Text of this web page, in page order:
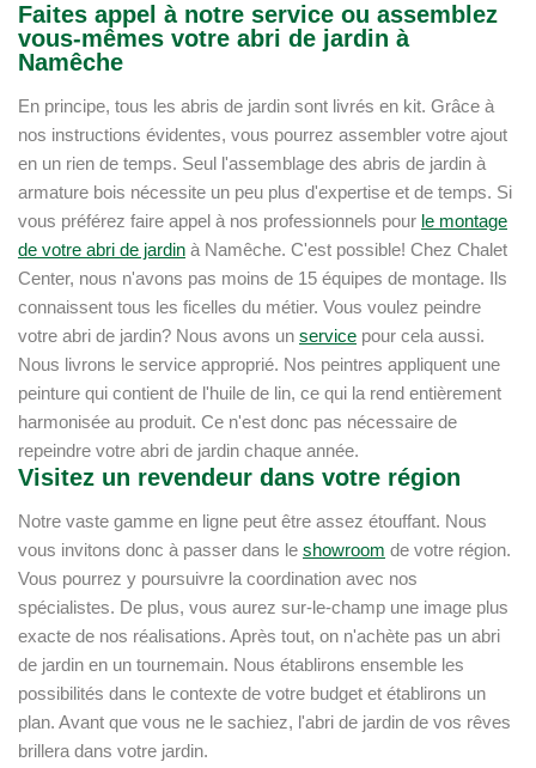
Faites appel à notre service ou assemblez
vous-mêmes votre abri de jardin à
Namêche
En principe, tous les abris de jardin sont livrés en kit. Grâce à
nos instructions évidentes, vous pourrez assembler votre ajout
en un rien de temps. Seul l'assemblage des abris de jardin à
armature bois nécessite un peu plus d'expertise et de temps. Si
vous préférez faire appel à nos professionnels pour le montage
de votre abri de jardin à Namêche. C'est possible! Chez Chalet
Center, nous n'avons pas moins de 15 équipes de montage. Ils
connaissent tous les ficelles du métier. Vous voulez peindre
votre abri de jardin? Nous avons un service pour cela aussi.
Nous livrons le service approprié. Nos peintres appliquent une
peinture qui contient de l'huile de lin, ce qui la rend entièrement
harmonisée au produit. Ce n'est donc pas nécessaire de
repeindre votre abri de jardin chaque année.
Visitez un revendeur dans votre région
Notre vaste gamme en ligne peut être assez étouffant. Nous
vous invitons donc à passer dans le showroom de votre région.
Vous pourrez y poursuivre la coordination avec nos
spécialistes. De plus, vous aurez sur-le-champ une image plus
exacte de nos réalisations. Après tout, on n'achète pas un abri
de jardin en un tournemain. Nous établirons ensemble les
possibilités dans le contexte de votre budget et établirons un
plan. Avant que vous ne le sachiez, l'abri de jardin de vos rêves
brillera dans votre jardin.